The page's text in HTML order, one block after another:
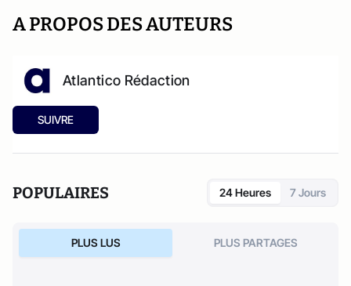
A PROPOS DES AUTEURS
Atlantico Rédaction
SUIVRE
POPULAIRES 24 Heures 7 Jours
PLUS LUS PLUS PARTAGES